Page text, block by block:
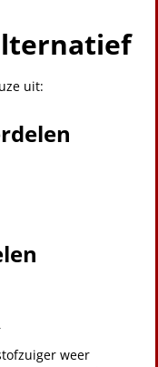
uit:
weer